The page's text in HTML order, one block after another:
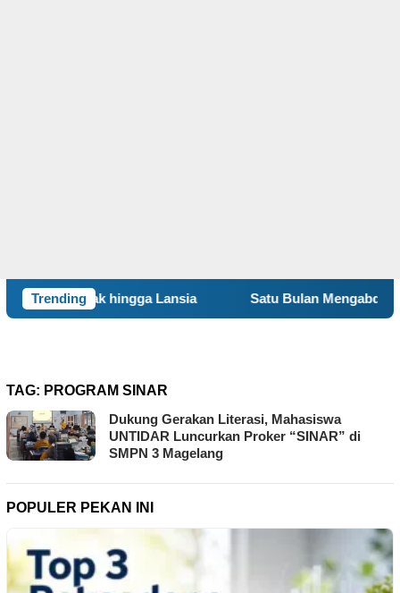
Trending
hingga Lansia Satu Bulan Mengabdi, BBK 8
TAG: PROGRAM SINAR
Dukung Gerakan Literasi, Mahasiswa
UNTIDAR Luncurkan Proker “SINAR” di
SMPN 3 Magelang
POPULER PEKAN INI